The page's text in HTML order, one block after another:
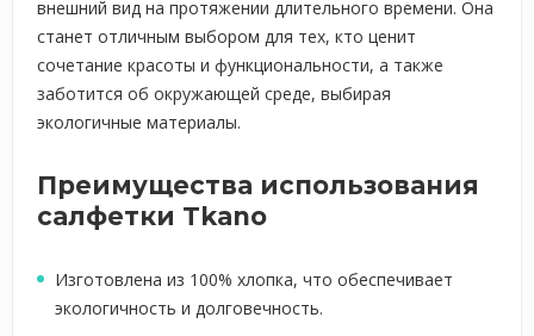
внешний вид на протяжении длительного времени. Она
станет отличным выбором для тех, кто ценит
сочетание красоты и функциональности, а также
заботится об окружающей среде, выбирая
экологичные материалы.
Преимущества использования
салфетки Tkano
Изготовлена из 100% хлопка, что обеспечивает
экологичность и долговечность.